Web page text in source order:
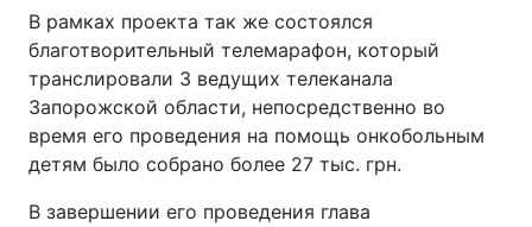
В рамках проекта так же состоялся
благотворительный телемарафон, который
транслировали 3 ведущих телеканала
Запорожской области, непосредственно во
время его проведения на помощь онкобольным
детям было собрано более 27 тыс. грн.
В завершении его проведения глава